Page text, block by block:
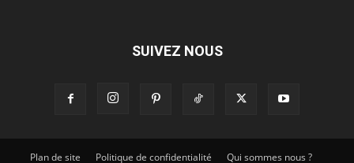
SUIVEZ NOUS
Plan de site Politique de confidentialité Qui sommes nous ?